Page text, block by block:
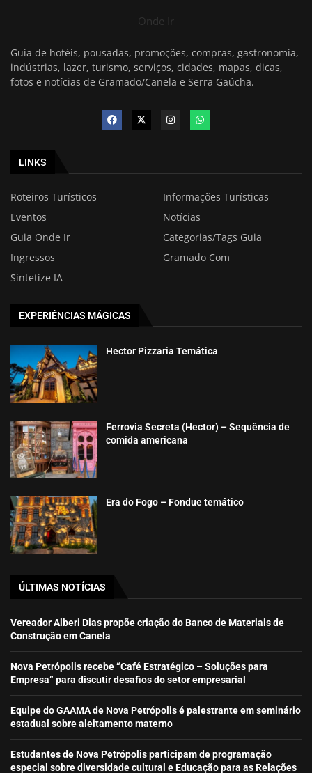
Onde Ir
Guia de hotéis, pousadas, promoções, compras, gastronomia,
indústrias, lazer, turismo, serviços, cidades, mapas, dicas,
fotos e notícias de Gramado/Canela e Serra Gaúcha.
LINKS
Roteiros Turísticos
Informações Turísticas
Eventos
Notícias
Guia Onde Ir
Categorias/Tags Guia
Ingressos
Gramado Com
Sintetize IA
EXPERIÊNCIAS MÁGICAS
Hector Pizzaria Temática
Ferrovia Secreta (Hector) – Sequência de
comida americana
Era do Fogo – Fondue temático
ÚLTIMAS NOTÍCIAS
Vereador Alberi Dias propõe criação do Banco de Materiais de
Construção em Canela
Nova Petrópolis recebe “Café Estratégico – Soluções para
Empresa” para discutir desafios do setor empresarial
Equipe do GAAMA de Nova Petrópolis é palestrante em seminário
estadual sobre aleitamento materno
Estudantes de Nova Petrópolis participam de programação
especial sobre diversidade cultural e Educação para as Relações